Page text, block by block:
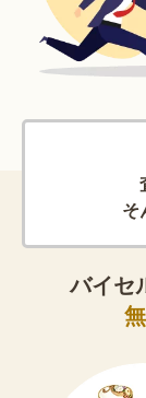
そ
バイセ